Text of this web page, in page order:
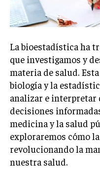
La bioestadística ha
que investigamos y
materia de salud.
biología y la
analizar e interpretar
decisiones
medicina y la salud
exploraremos cómo
revolucionando la
nuestra salud.